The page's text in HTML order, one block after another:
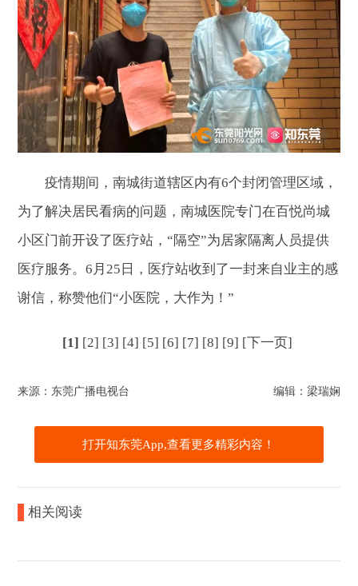
疫情期间，南城街道辖区内有6个封闭管理区域，
为了解决居民看病的问题，南城医院专门在百悦尚城
小区门前开设了医疗站，“隔空”为居家隔离人员提供
医疗服务。6月25日，医疗站收到了一封来自业主的感
谢信，称赞他们“小医院，大作为！”
[1] [2] [3] [4] [5] [6] [7] [8] [9] [下一页]
来源：东莞广播电视台 编辑：梁瑞娴
打开知东莞App,查看更多精彩内容！
相关阅读